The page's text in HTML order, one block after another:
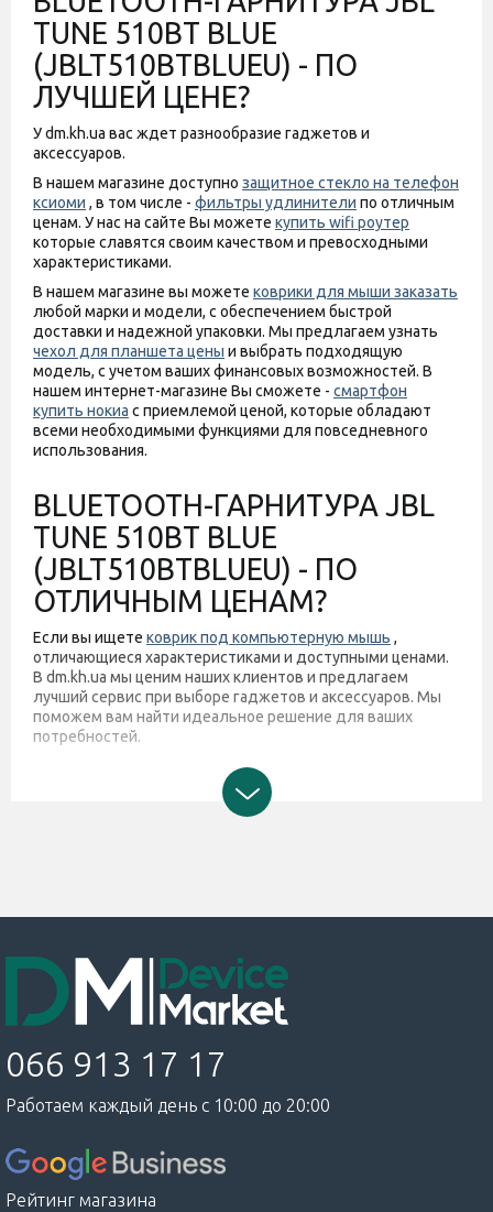
TUNE 510BT BLUE
(JBLT510BTBLUEU) - ПО
ЛУЧШЕЙ ЦЕНЕ?
У dm.kh.ua вас ждет разнообразие гаджетов и
аксессуаров.
В нашем магазине доступно защитное стекло на телефон
ксиоми , в том числе - фильтры удлинители по отличным
ценам. У нас на сайте Вы можете купить wifi роутер
которые славятся своим качеством и превосходными
характеристиками.
В нашем магазине вы можете коврики для мыши заказать
любой марки и модели, с обеспечением быстрой
доставки и надежной упаковки. Мы предлагаем узнать
чехол для планшета цены и выбрать подходящую
модель, с учетом ваших финансовых возможностей. В
нашем интернет-магазине Вы сможете - смартфон
купить нокиа с приемлемой ценой, которые обладают
всеми необходимыми функциями для повседневного
использования.
BLUETOOTH-ГАРНИТУРА JBL
TUNE 510BT BLUE
(JBLT510BTBLUEU) - ПО
ОТЛИЧНЫМ ЦЕНАМ?
Если вы ищете коврик под компьютерную мышь ,
отличающиеся характеристиками и доступными ценами.
В dm.kh.ua мы ценим наших клиентов и предлагаем
лучший сервис при выборе гаджетов и аксессуаров. Мы
поможем вам найти идеальное решение для ваших
потребностей.
066 913 17 17
Работаем каждый день с 10:00 до 20:00
Рейтинг магазина